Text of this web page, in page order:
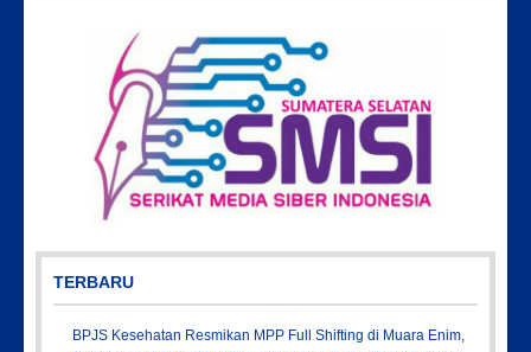
TERBARU
BPJS Kesehatan Resmikan MPP Full Shifting di Muara Enim,